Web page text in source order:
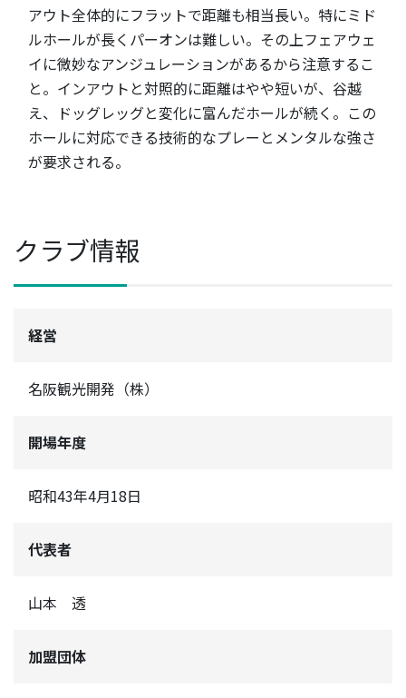
アウト全体的にフラットで距離も相当長い。特にミド
ルホールが長くパーオンは難しい。その上フェアウェ
イに微妙なアンジュレーションがあるから注意するこ
と。インアウトと対照的に距離はやや短いが、谷越
え、ドッグレッグと変化に富んだホールが続く。この
ホールに対応できる技術的なプレーとメンタルな強さ
が要求される。
クラブ情報
経営
名阪観光開発（株）
開場年度
昭和43年4月18日
代表者
山本 透
加盟団体